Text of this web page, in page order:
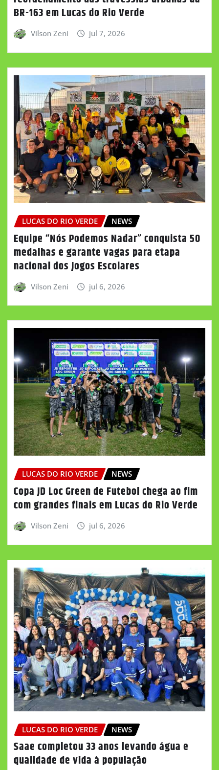
BR-163 em Lucas do Rio Verde
Vilson Zeni jul 7, 2026
LUCAS DO RIO VERDE NEWS
Equipe “Nós Podemos Nadar” conquista 50
medalhas e garante vagas para etapa
nacional dos Jogos Escolares
Vilson Zeni jul 6, 2026
LUCAS DO RIO VERDE NEWS
Copa JD Loc Green de Futebol chega ao fim
com grandes finais em Lucas do Rio Verde
Vilson Zeni jul 6, 2026
LUCAS DO RIO VERDE NEWS
Saae completou 33 anos levando água e
qualidade de vida à população